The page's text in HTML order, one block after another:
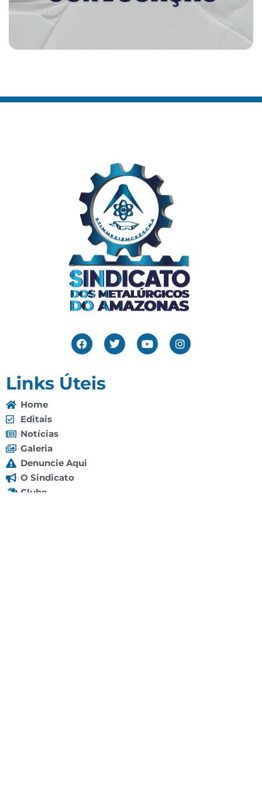
Links Úteis
Home
Editais
Notícias
Galeria
Denuncie Aqui
O Sindicato
Clube